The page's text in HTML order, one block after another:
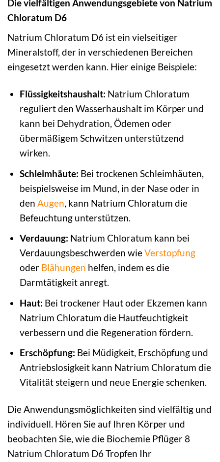
Die vielfältigen Anwendungsgebiete von Natrium
Chloratum D6
Natrium Chloratum D6 ist ein vielseitiger
Mineralstoff, der in verschiedenen Bereichen
eingesetzt werden kann. Hier einige Beispiele:
Flüssigkeitshaushalt: Natrium Chloratum
reguliert den Wasserhaushalt im Körper und
kann bei Dehydration, Ödemen oder
übermäßigem Schwitzen unterstützend
wirken.
Schleimhäute: Bei trockenen Schleimhäuten,
beispielsweise im Mund, in der Nase oder in
den Augen , kann Natrium Chloratum die
Befeuchtung unterstützen.
Verdauung: Natrium Chloratum kann bei
Verdauungsbeschwerden wieVerstopfung
oder Blähungen helfen, indem es die
Darmtätigkeit anregt.
Haut: Bei trockener Haut oder Ekzemen kann
Natrium Chloratum die Hautfeuchtigkeit
verbessern und die Regeneration fördern.
Erschöpfung: Bei Müdigkeit, Erschöpfung und
Antriebslosigkeit kann Natrium Chloratum die
Vitalität steigern und neue Energie schenken.
Die Anwendungsmöglichkeiten sind vielfältig und
individuell. Hören Sie auf Ihren Körper und
beobachten Sie, wie die Biochemie Pflüger 8
Natrium Chloratum D6 Tropfen Ihr